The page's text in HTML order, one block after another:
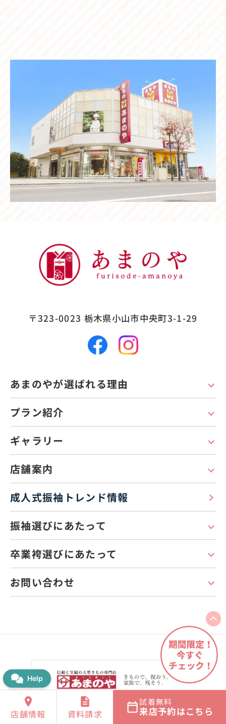
〒323-0023 栃木県小山市中央町3-1-29
あまのやが選ばれる理由
振袖選びにあたって
卒業袴選びにあたって
お問い合わせ
プラン紹介
店舗案内
ギャラリー
成人式振袖トレンド情報
あまのや
店舗情報 資料請求
試着無料
来店予約はこちら